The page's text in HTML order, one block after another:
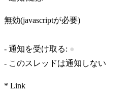
無効(javascriptが必要)
- 通知を受け取る: ●
- このスレッドは通知しない
* Link